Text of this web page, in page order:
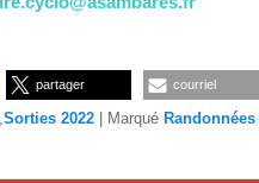
partager courriel
,Sorties 2022 Marqué